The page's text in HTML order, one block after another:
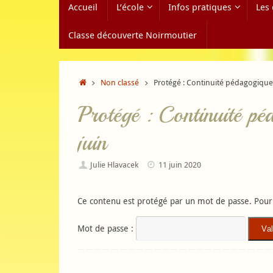
Accueil L’école Infos pratiques Les
Classe découverte Noirmoutier
AccueilNon classé Protégé : Continuité
Protégé : Continuité
juin
Julie Hlavacek 11 juin 2020
Ce contenu est protégé par un mot de passe.
Mot de passe :